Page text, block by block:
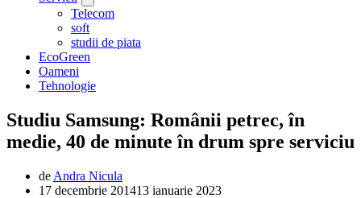
Telecom
soft
studii de piata
EcoGreen
Oameni
Tehnologie
Studiu Samsung: Românii petrec, în
medie, 40 de minute în drum spre serviciu
de Andra Nicula
17 decembrie 201413 ianuarie 2023